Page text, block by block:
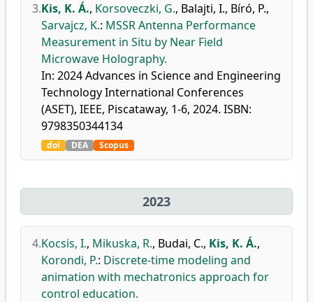
3.Kis, K. Á., Korsoveczki, G., Balajti, I., Bíró, P.,
Sarvajcz, K.: MSSR Antenna Performance
Measurement in Situ by Near Field
Microwave Holography.
In: 2024 Advances in Science and Engineering
Technology International Conferences
(ASET), IEEE, Piscataway, 1-6, 2024. ISBN:
9798350344134
doi DEA Scopus
2023
4.Kocsis, I., Mikuska, R., Budai, C., Kis, K. Á.,
Korondi, P.: Discrete-time modeling and
animation with mechatronics approach for
control education.